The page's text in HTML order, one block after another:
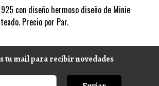
con diseño hermoso diseño de Minie
Precio por Par.
tu mail para recibir novedades